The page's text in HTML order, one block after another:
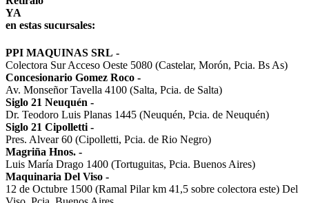
YA
en estas sucursales:
PPI MAQUINAS SRL -
Colectora Sur Acceso Oeste 5080 (Castelar, Morón, Pcia. Bs As)
Concesionario Gomez Roco -
Av. Monseñor Tavella 4100 (Salta, Pcia. de Salta)
Siglo 21 Neuquén -
Dr. Teodoro Luis Planas 1445 (Neuquén, Pcia. de Neuquén)
Siglo 21 Cipolletti -
Pres. Alvear 60 (Cipolletti, Pcia. de Rio Negro)
Magriña Hnos. -
Luis María Drago 1400 (Tortuguitas, Pcia. Buenos Aires)
Maquinaria Del Viso -
12 de Octubre 1500 (Ramal Pilar km 41,5 sobre colectora este) Del